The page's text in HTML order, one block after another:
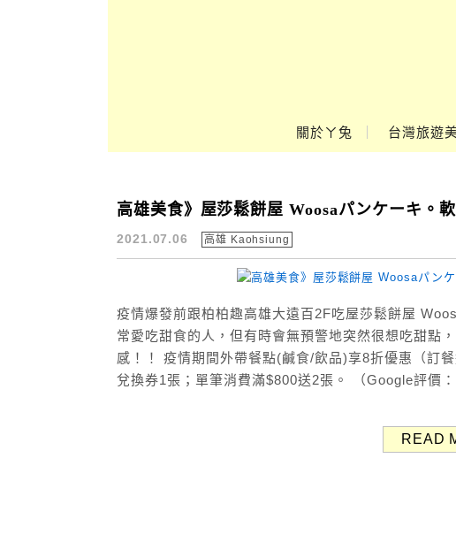
關於ㄚ兔 台灣旅遊
鬆餅
高雄美食》屋莎鬆餅屋 Woosaパンケーキ。
2021.07.06 高雄 Kaohsiung
疫情爆發前跟柏柏趣高雄大遠百2F吃屋莎鬆餅屋
常愛吃甜食的人，但有時會無預警地突然很想吃甜點
感！！ 疫情期間外帶餐點(鹹食/飲品)享8折優惠（訂
兌換券1張；單筆消費滿$800送2張。 （Google評價
READ